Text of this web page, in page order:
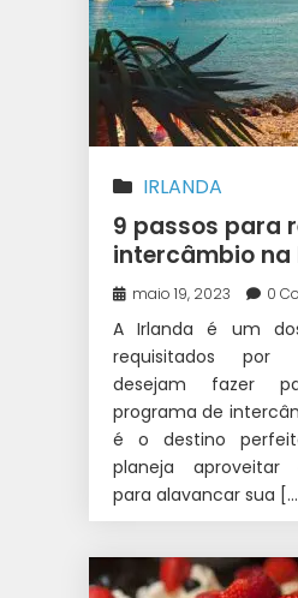
IRLANDA
9 passos para
intercâmbio na
maio 19, 2023 0
A Irlanda é um
requisitados por
desejam fazer
programa de
é o destino
planeja aproveitar
para alavancar sua